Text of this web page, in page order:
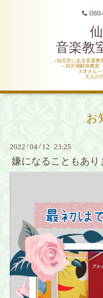
音楽教
♪仙北市にある音楽教
～田沢湖駅前教室
３才さん
大人の
お
2022 /04 / 12 23:25
嫌になることもあり